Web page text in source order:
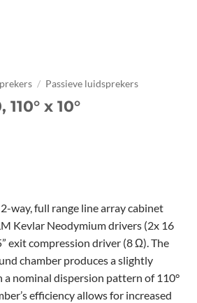
/ Passieve luidsprekers
x 10°
2-way, full range line array cabinet
Kevlar Neodymium drivers (2x 16
exit compression driver (8 Ω). The
chamber produces a slightly
nominal dispersion pattern of 110°
efficiency allows for increased